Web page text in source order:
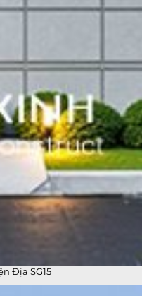
Địa SG15